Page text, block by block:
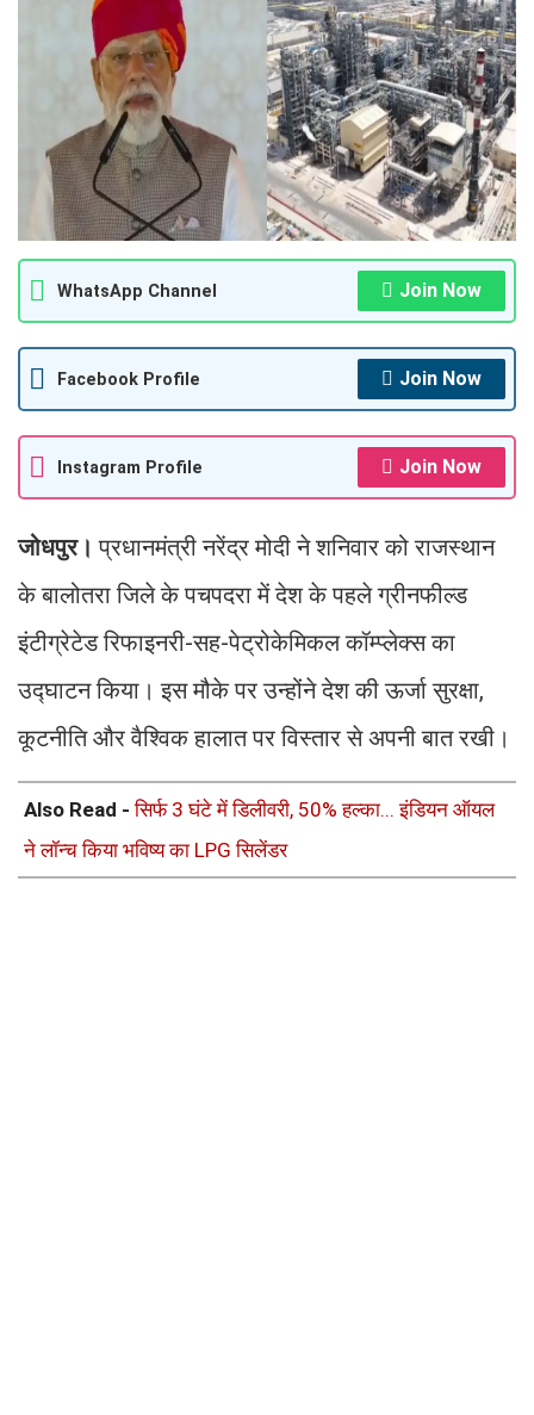
WhatsApp Channel Join Now
Facebook Profile Join Now
Instagram Profile Join Now
जोधपुर। प्रधानमंत्री नरेंद्र मोदी ने शनिवार को राजस्थान
के बालोतरा जिले के पचपदरा में देश के पहले ग्रीनफील्ड
इंटीग्रेटेड रिफाइनरी-सह-पेट्रोकेमिकल कॉम्प्लेक्स का
उद्घाटन किया। इस मौके पर उन्होंने देश की ऊर्जा सुरक्षा,
कूटनीति और वैश्विक हालात पर विस्तार से अपनी बात रखी।
Also Read -सिर्फ 3 घंटे में डिलीवरी, 50% हल्का... इंडियन ऑयल
ने लॉन्च किया भविष्य का LPG सिलेंडर